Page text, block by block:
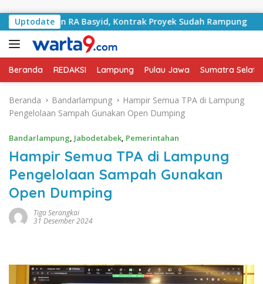
Uptodate
RA Basyid, Kontrak Proyek Sudah Rampung
Beranda REDAKSI Lampung Pulau Jawa Sumatra
Beranda Bandarlampung
Hampir Semua TPA di Lampung
Pengelolaan Sampah Gunakan Open Dumping
Bandarlampung, Jabodetabek, Pemerintahan
Hampir Semua TPA di Lampung
Pengelolaan Sampah Gunakan
Open Dumping
Tiga Serangkai
31 Desember 2024